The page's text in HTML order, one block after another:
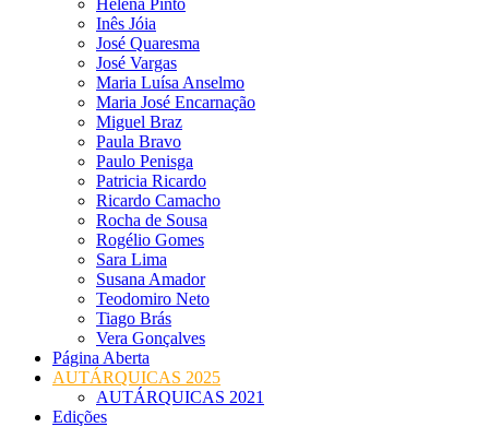
Helena Pinto
Inês Jóia
José Quaresma
José Vargas
Maria Luísa Anselmo
Maria José Encarnação
Miguel Braz
Paula Bravo
Paulo Penisga
Patricia Ricardo
Ricardo Camacho
Rocha de Sousa
Rogélio Gomes
Sara Lima
Susana Amador
Teodomiro Neto
Tiago Brás
Vera Gonçalves
Página Aberta
AUTÁRQUICAS 2025
AUTÁRQUICAS 2021
Edições